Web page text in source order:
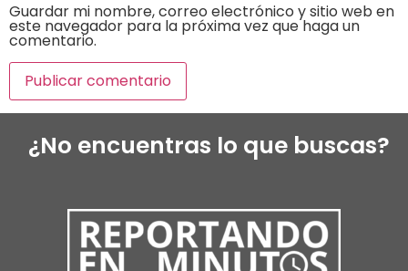
Guardar mi nombre, correo electrónico y sitio web en
este navegador para la próxima vez que haga un
comentario.
¿No encuentras lo que buscas?